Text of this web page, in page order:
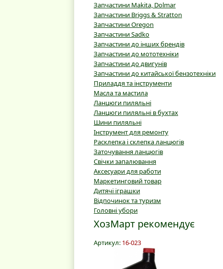
Запчастини Makita, Dolmar
Запчастини Briggs & Stratton
Запчастини Oregon
Запчастини Sadko
Запчастини до інших брендів
Запчастини до мототехніки
Запчастини до двигунів
Запчастини до китайської бензотехніки
Приладдя та інструменти
Масла та мастила
Ланцюги пиляльні
Ланцюги пиляльні в бухтах
Шини пиляльні
Інструмент для ремонту
Расклепка і склепка ланцюгів
Заточування ланцюгів
Свічки запалювання
Аксесуари для работи
Маркетинговий товар
Дитячі іграшки
Відпочинок та туризм
Головні убори
ХозМарт рекомендує
Артикул: 16-023